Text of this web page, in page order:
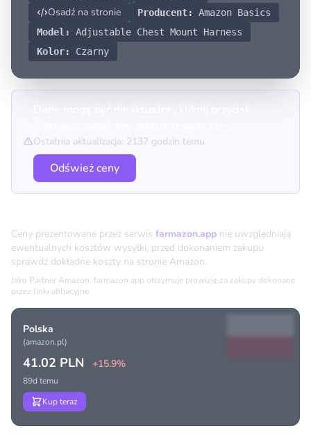
Osadź na stronie
Producent:
Amazon Basics
Model:
Adjustable Chest Mount Harness
Kolor:
Czarny
Ostatnia aktualizacja: 2137 godzin temu
Odśwież ceny
Ceny prezentowane przez serwis farmazon.app nie uwzględniają
ewentualnych kosztów wysyłki, przed dokonaniem zakupu
sprawdź dokładne koszty na stronie Amazon.
Jako Partner Amazon, farmazon.app otrzymuje prowizję za zakupy dokonane
przez linki afiliacyjne.
Polska
(amazon.pl)
41.02 PLN +15.9%
89d temu
Kup teraz